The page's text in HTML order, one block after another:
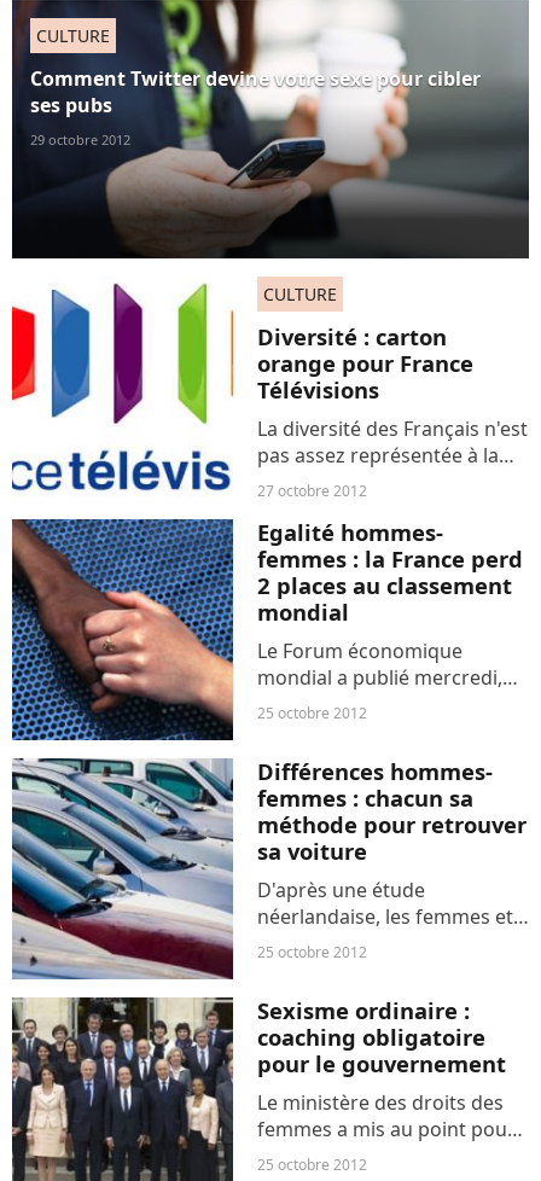
mémorable de 15 minutes
contre le sexisme du chef de
l'opposition Tony Abbott....
CULTURE
Comment Twitter devine votre sexe pour cibler
ses pubs
29 octobre 2012
CULTURE
Diversité : carton
orange pour France
Télévisions
La diversité des Français n'est
pas assez représentée à la
télévision publique. C'est le
permanent pour la diversité
de France Télévisions, dans
un rapport remis...
27 octobre 2012
Egalité hommes-
femmes : la France perd
2 places au classement
mondial
Le Forum économique
mondial a publié mercredi,
son rapport sur l'égalité des
France perd deux places pour
descendre à la 57e place.
25 octobre 2012
Différences hommes-
femmes : chacun sa
méthode pour retrouver
sa voiture
D'après une étude
néerlandaise, les femmes et
les hommes auraient chacun
pour retrouver leur voiture
dans le parking d'un centre
commercial. Alors, laquelle...
25 octobre 2012
Sexisme ordinaire :
coaching obligatoire
pour le gouvernement
Le ministère des droits des
femmes a mis au point pour
l’ensemble du gouvernement
25 octobre 2012